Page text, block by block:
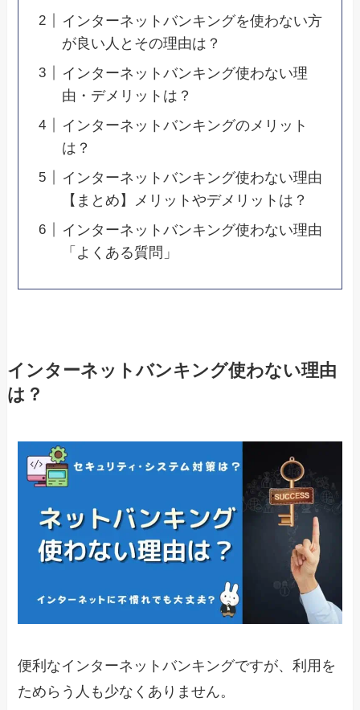
インターネットバンキングを使わない方
が良い人とその理由は？
インターネットバンキング使わない理
由・デメリットは？
インターネットバンキングのメリット
は？
インターネットバンキング使わない理由
【まとめ】メリットやデメリットは？
インターネットバンキング使わない理由
「よくある質問」
インターネットバンキング使わない理由
は？
便利なインターネットバンキングですが、利用を
ためらう人も少なくありません。